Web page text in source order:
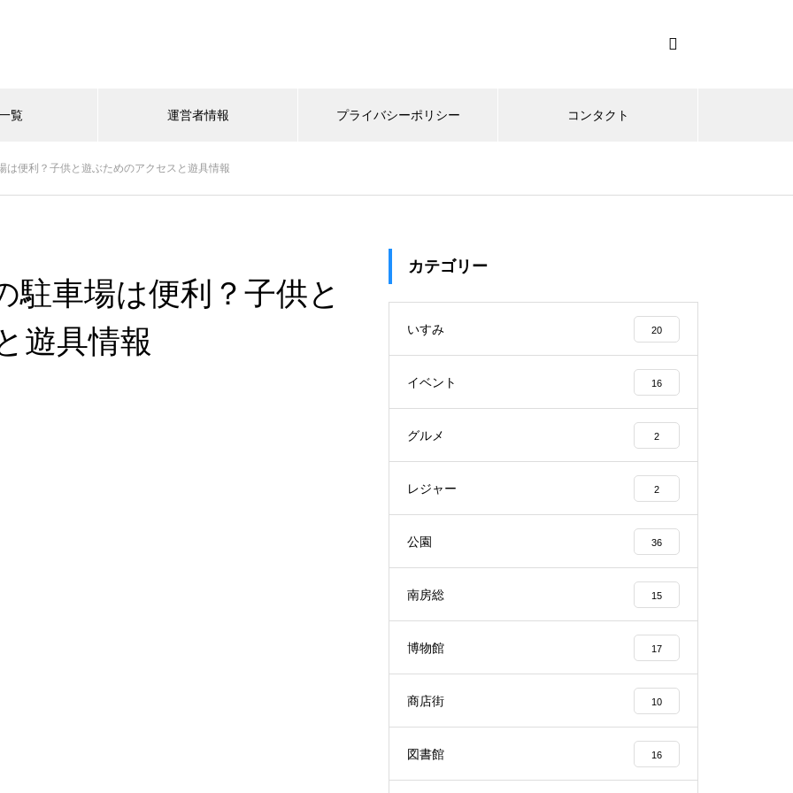
覧 運営者情報 プライバシーポリシー コンタクト
は便利？子供と遊ぶためのアクセスと遊具情報
駐車場は便利？子供と
遊具情報
カテゴリー
いすみ 20
イベント 16
グルメ 2
レジャー 2
公園 36
南房総 15
博物館 17
商店街 10
図書館 16